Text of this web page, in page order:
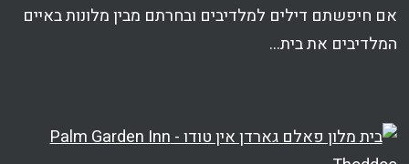
אם חיפשתם דילים למלדיבים ובחרתם מבין מלונות באיים
המלדיבים את בית…